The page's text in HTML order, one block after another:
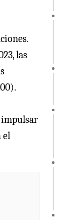
las
impulsar
el